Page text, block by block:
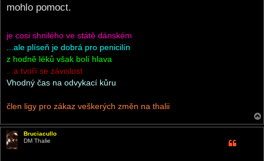
mohlo pomoct.
je cosi shnilého ve státě dánském
...ale plíseň je dobrá pro penicilín
z hodně léků však bolí hlava
...a tvoří se závislost
Vhodný čas na odvykací kůru
člen ligy pro zákaz veškerých změn na thalii
Bruciacullo
DM Thalie